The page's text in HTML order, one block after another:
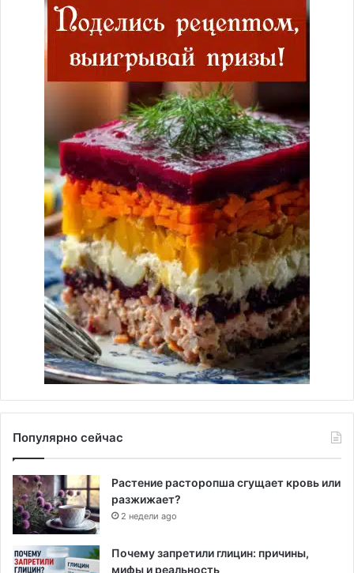
Популярно сейчас
Растение расторопша сгущает кровь или
разжижает?
2 недели ago
Почему запретили глицин: причины,
мифы и реальность